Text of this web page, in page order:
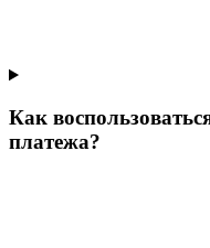
Как
платежа?